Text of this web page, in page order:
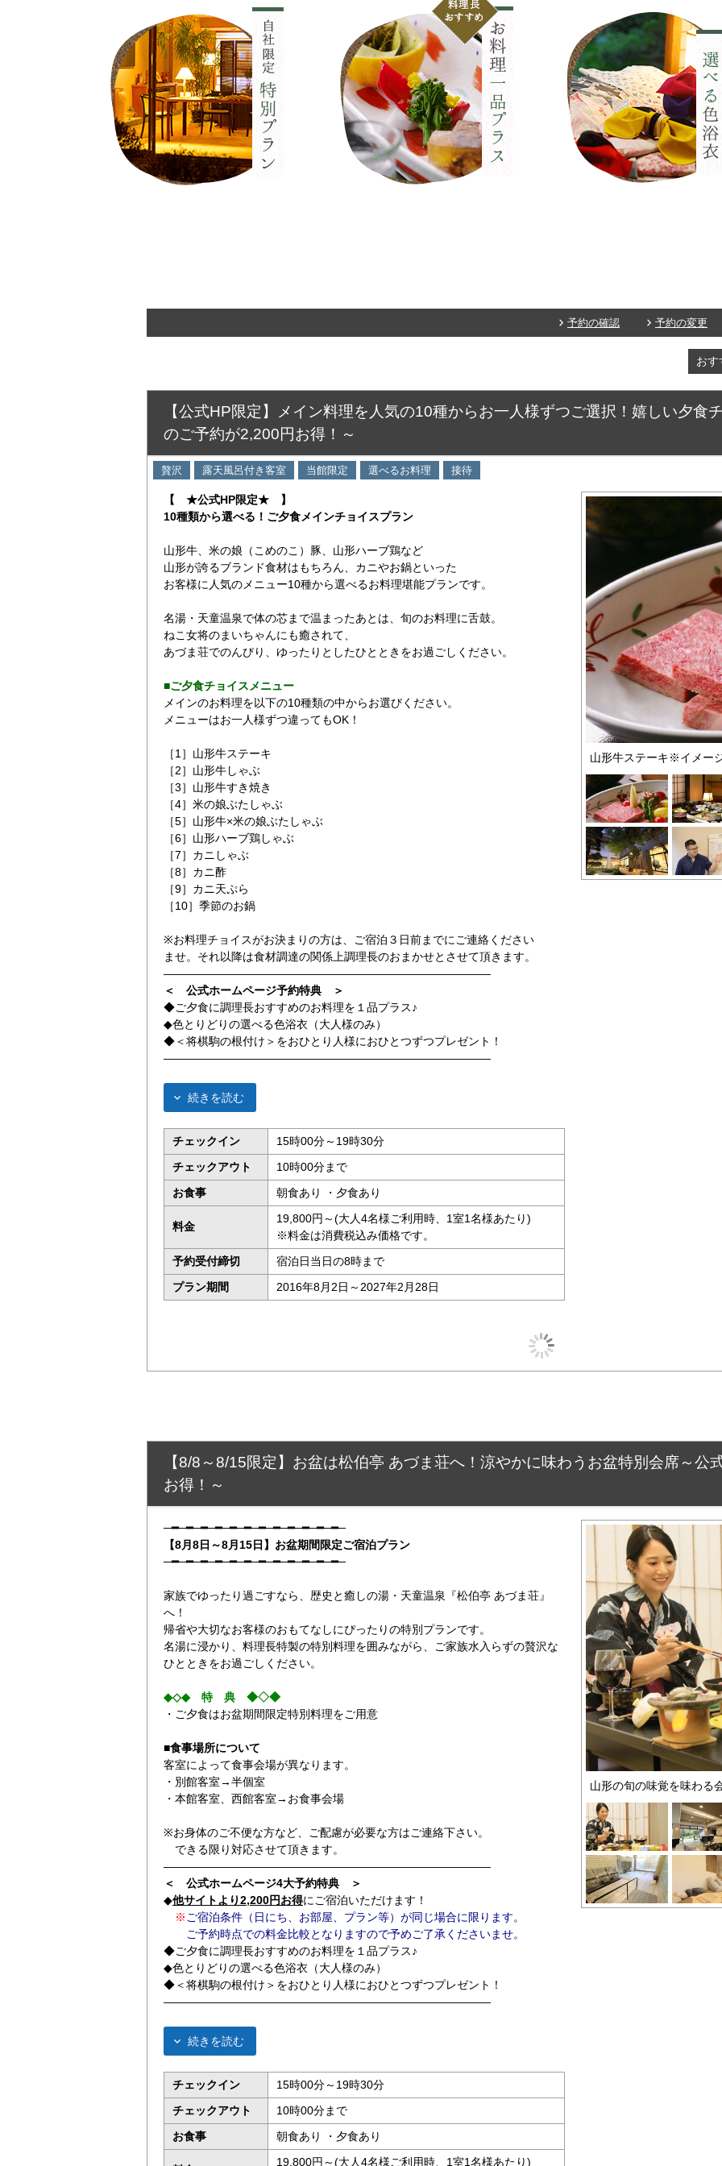
予約の確認 予約の変更
おす
【公式HP限定】メイン料理を人気の10種からお一人様ずつご選択！嬉しい夕食
のご予約が2,200円お得！～
贅沢 露天風呂付き客室 当館限定 選べるお料理 接待
【 ★公式HP限定★ 】
10種類から選べる！ご夕食メインチョイスプラン
山形牛、米の娘（こめのこ）豚、山形ハーブ鶏など
山形が誇るブランド食材はもちろん、カニやお鍋といった
お客様に人気のメニュー10種から選べるお料理堪能プランです。
名湯・天童温泉で体の芯まで温まったあとは、旬のお料理に舌鼓。
ねこ女将のまいちゃんにも癒されて、
あづま荘でのんびり、ゆったりとしたひとときをお過ごしください。
■ご夕食チョイスメニュー
メインのお料理を以下の10種類の中からお選びください。
メニューはお一人様ずつ違ってもOK！
［1］山形牛ステーキ
［2］山形牛しゃぶ
［3］山形牛すき焼き
［4］米の娘ぶたしゃぶ
［5］山形牛×米の娘ぶたしゃぶ
［6］山形ハーブ鶏しゃぶ
［7］カニしゃぶ
［8］カニ酢
［9］カニ天ぷら
［10］季節のお鍋
※お料理チョイスがお決まりの方は、ご宿泊３日前までにご連絡ください
ませ。それ以降は食材調達の関係上調理長のおまかせとさせて頂きます。
―――――――――――――――――――――――――――――
＜ 公式ホームページ予約特典 ＞
◆ご夕食に調理長おすすめのお料理を１品プラス♪
◆色とりどりの選べる色浴衣（大人様のみ）
◆＜将棋駒の根付け＞をおひとり人様におひとつずつプレゼント！
―――――――――――――――――――――――――――――
続きを読む
チェックイン
15時00分～19時30分
チェックアウト
10時00分まで
お食事
朝食あり ・夕食あり
料金
19,800円～(大人4名様ご利用時、1室1名様あたり)
※料金は消費税込み価格です。
予約受付締切
宿泊日当日の8時まで
プラン期間
2016年8月2日～2027年2月28日
山形牛ステーキ※イメー
【8/8～8/15限定】お盆は松伯亭 あづま荘へ！涼やかに味わうお盆特別会席～公
お得！～
─━─━─━─━─━─━─━─━─━─━─━─━─
【8月8日～8月15日】お盆期間限定ご宿泊プラン
─━─━─━─━─━─━─━─━─━─━─━─━─
家族でゆったり過ごすなら、歴史と癒しの湯・天童温泉『松伯亭 あづま荘』
へ！
帰省や大切なお客様のおもてなしにぴったりの特別プランです。
名湯に浸かり、料理長特製の特別料理を囲みながら、ご家族水入らずの贅沢な
ひとときをお過ごしください。
◆◇◆ 特 典 ◆◇◆
・ご夕食はお盆期間限定特別料理をご用意
■食事場所について
客室によって食事会場が異なります。
・別館客室→半個室
・本館客室、西館客室→お食事会場
※お身体のご不便な方など、ご配慮が必要な方はご連絡下さい。
できる限り対応させて頂きます。
―――――――――――――――――――――――――――――
＜ 公式ホームページ4大予約特典 ＞
◆他サイトより2,200円お得にご宿泊いただけます！
※ ご宿泊条件（日にち、お部屋、プラン等）が同じ場合に限ります。
ご予約時点での料金比較となりますので予めご了承くださいませ。
◆ご夕食に調理長おすすめのお料理を１品プラス♪
◆色とりどりの選べる色浴衣（大人様のみ）
◆＜将棋駒の根付け＞をおひとり人様におひとつずつプレゼント！
―――――――――――――――――――――――――――――
続きを読む
チェックイン
15時00分～19時30分
チェックアウト
10時00分まで
お食事
朝食あり ・夕食あり
19,800円～(大人4名様ご利用時、1室1名様あたり)
山形の旬の味覚を味わる